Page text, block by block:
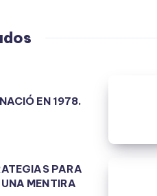
EN 1978.
DE
PARA
MENTIRA